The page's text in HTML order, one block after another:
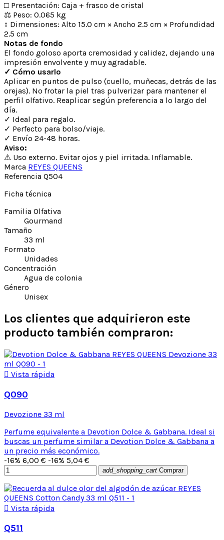
□ Presentación: Caja + frasco de cristal
⚖ Peso: 0.065 kg
↕ Dimensiones: Alto 15.0 cm × Ancho 2.5 cm × Profundidad
2.5 cm
Notas de fondo
El fondo goloso aporta cremosidad y calidez, dejando una
impresión envolvente y muy agradable.
✓ Cómo usarlo
Aplicar en puntos de pulso (cuello, muñecas, detrás de las
orejas). No frotar la piel tras pulverizar para mantener el
perfil olfativo. Reaplicar según preferencia a lo largo del
día.
✓ Ideal para regalo.
✓ Perfecto para bolso/viaje.
✓ Envío 24-48 horas.
Aviso:
⚠ Uso externo. Evitar ojos y piel irritada. Inflamable.
Marca REYES QUEENS
Referencia Q504
Ficha técnica
Familia Olfativa
Gourmand
Tamaño
33 ml
Formato
Unidades
Concentración
Agua de colonia
Género
Unisex
Los clientes que adquirieron este
producto también compraron:
 Vista rápida
Q090
Devozione 33 ml
Perfume equivalente a Devotion Dolce & Gabbana. Ideal si
buscas un perfume similar a Devotion Dolce & Gabbana a
un precio más económico.
-16% 6,00 € -16% 5,04 €
add_shopping_cart Comprar
 Vista rápida
Q511